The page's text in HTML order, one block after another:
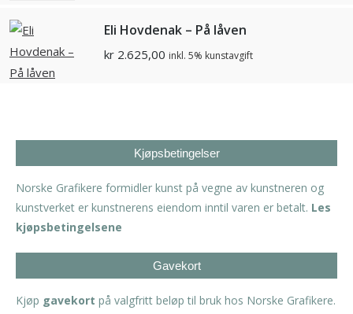
Eli Hovdenak – På låven
kr 2.625,00 inkl. 5% kunstavgift
Kjøpsbetingelser
Norske Grafikere formidler kunst på vegne av kunstneren og
kunstverket er kunstnerens eiendom inntil varen er betalt. Les
kjøpsbetingelsene
Gavekort
Kjøp gavekort på valgfritt beløp til bruk hos Norske Grafikere.